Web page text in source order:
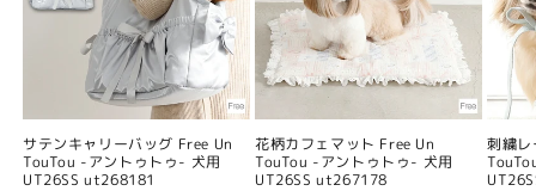
サテンキャリーバッグ Free Un
TouTou -アントゥトゥ- 犬用
UT26SS ut268181
花柄カフェマット Free Un
TouTou -アントゥトゥ- 犬用
UT26SS ut267178
刺繍